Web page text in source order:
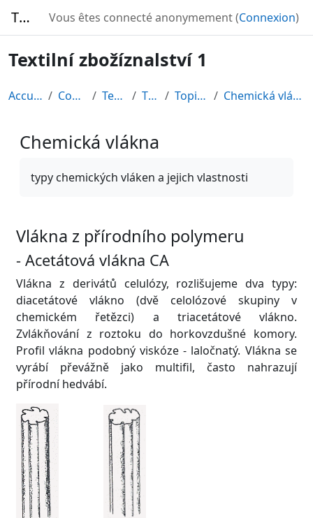
TURBO Vous êtes connecté anonymement (Connexion)
Textilní zbožíznalství 1
Accueil Cours Textil TZB Topic 2 Chemická vlákna
Chemická vlákna
typy chemických vláken a jejich vlastnosti
Vlákna z přírodního polymeru
- Acetátová vlákna CA
Vlákna z derivátů celulózy, rozlišujeme dva typy:
diacetátové vlákno (dvě celolózové skupiny v
chemickém řetězci) a triacetátové vlákno.
Zvlákňování z roztoku do horkovzdušné komory.
Profil vlákna podobný viskóze - laločnatý. Vlákna se
vyrábí převážně jako multifil, často nahrazují
přírodní hedvábí.